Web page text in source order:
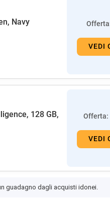
Navy
VEDI
128 GB,
Offerta:
VEDI
guadagno dagli acquisti idonei.